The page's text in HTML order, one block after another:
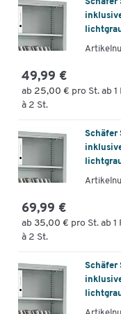
49,99 €
ab 25,00 € pro St. ab 1
à 2 St.
Schäfer
69,99 €
ab 35,00 € pro St. ab 1
à 2 St.
Schäfer